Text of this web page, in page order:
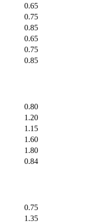
0.65
0.75
0.85
0.65
0.75
0.85
0.80
1.20
1.15
1.60
1.80
0.84
0.75
1.35